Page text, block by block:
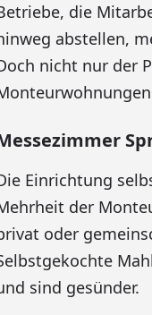
die
abstellen,
nicht nur der
Einrichtung
der
oder
sind gesünder.